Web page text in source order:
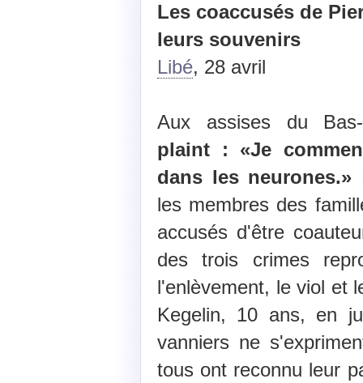
Les coaccusés de
leurs souvenirs
Libé, 28 avril
Aux assises du
plaint : «Je
dans les neurones.»
les membres des
accusés d'être
des trois crimes
l'enlèvement, le viol et
Kegelin, 10 ans, en
vanniers ne
tous ont reconnu leur